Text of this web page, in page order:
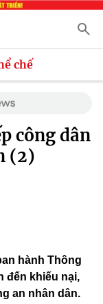
chế
công dân
(2)
hành Thông
đến khiếu nại,
an nhân dân.